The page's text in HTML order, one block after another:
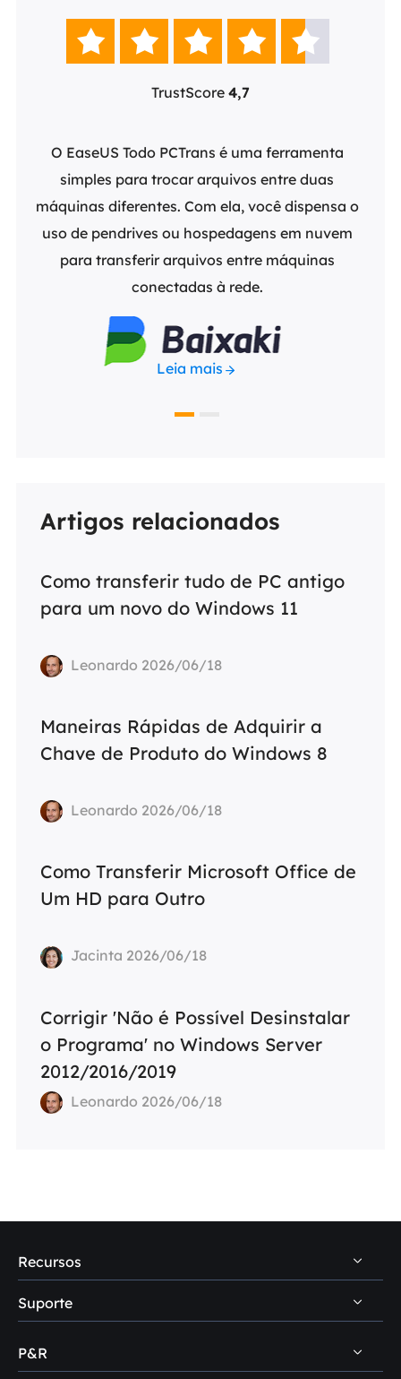
    
TrustScore 4,7
O EaseUS Todo PCTrans é uma ferramenta
simples para trocar arquivos entre duas
máquinas diferentes. Com ela, você dispensa o
uso de pendrives ou hospedagens em nuvem
para transferir arquivos entre máquinas
conectadas à rede.
Leia mais
Artigos relacionados
Como transferir tudo de PC antigo
para um novo do Windows 11
Leonardo 2026/06/18
Maneiras Rápidas de Adquirir a
Chave de Produto do Windows 8
Leonardo 2026/06/18
Como Transferir Microsoft Office de
Um HD para Outro
Jacinta 2026/06/18
Corrigir 'Não é Possível Desinstalar
o Programa' no Windows Server
2012/2016/2019
Leonardo 2026/06/18
Recursos
Dicas de recuperação de dados PC
Dicas de recuperação de dados Mac
Suporte
Central de suporte
P&R